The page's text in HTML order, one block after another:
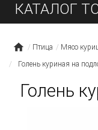
КАТАЛОГ
Птица Мясо
Голень куриная на
Голень